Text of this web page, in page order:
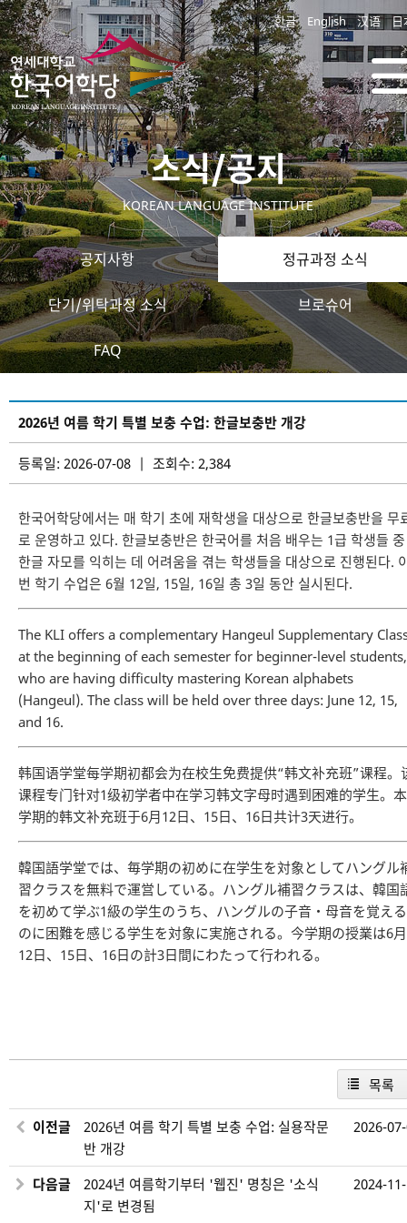
한글 English 汉语 日
소식/공지
KOREAN LANGUAGE INSTITUTE
공지사항 정규과정 소식
단기/위탁과정 소식 브로슈어
FAQ
2026년 여름 학기 특별 보충 수업: 한글보충반 개강
등록일: 2026-07-08 | 조회수: 2,384
한국어학당에서는 매 학기 초에 재학생을 대상으로 한글보충반을 무
로 운영하고 있다. 한글보충반은 한국어를 처음 배우는 1급 학생들 중
한글 자모를 익히는 데 어려움을 겪는 학생들을 대상으로 진행된다.
번 학기 수업은 6월 12일, 15일, 16일 총 3일 동안 실시된다.
The KLI offers a complementary Hangeul Supplementary
at the beginning of each semester for beginner-level students,
who are having difficulty mastering Korean alphabets
(Hangeul). The class will be held over three days: June 12, 15,
and 16.
韩国语学堂每学期初都会为在校生免费提供“韩文补充班”课程。
课程专门针对1级初学者中在学习韩文字母时遇到困难的学生。本
学期的韩文补充班于6月12日、15日、16日共计3天进行。
韓国語学堂では、毎学期の初めに在学生を対象としてハングル
習クラスを無料で運営している。ハングル補習クラスは、韓国
を初めて学ぶ1級の学生のうち、ハングルの子音・母音を覚える
のに困難を感じる学生を対象に実施される。今学期の授業は6月
12日、15日、16日の計3日間にわたって行われる。
목록
이전글
2026년 여름 학기 특별 보충 수업: 실용작문
반 개강
2026-
다음글
2024년 여름학기부터 '웹진' 명칭은 '소식
지'로 변경됨
2024-